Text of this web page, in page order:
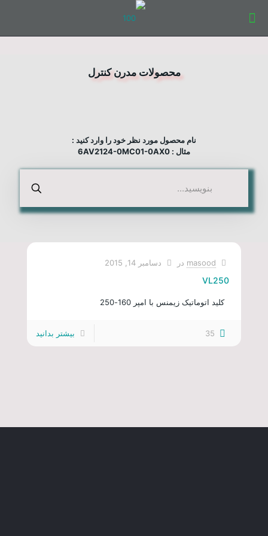
محصولات مدرن کنترل
نام محصول مورد نظر خود را وارد کنید :
مثال : 6AV2124-0MC01-0AX0
masood در دسامبر 14, 2015
VL250
کلید اتوماتیک زیمنس با امپر 160-250
35 بیشتر بدانید